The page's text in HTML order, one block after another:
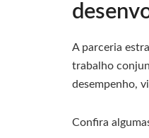
A parceria
trabalho
desempenho,
Confira